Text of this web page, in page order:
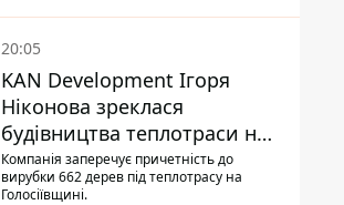
20:05
KAN Development Ігоря
Ніконова зреклася
будівництва теплотраси на
Теремках
Компанія заперечує причетність до
вирубки 662 дерев під теплотрасу на
Голосіївщині.